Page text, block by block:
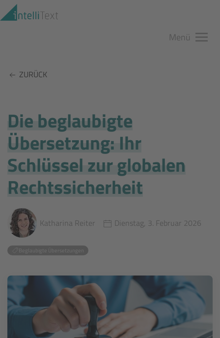
Zum Hauptinhalt springen
Menü
ZURÜCK
Die beglaubigte
Übersetzung: Ihr
Schlüssel zur globalen
Rechtssicherheit
Katharina Reiter Dienstag, 3. Februar 2026
Beglaubigte Übersetzungen